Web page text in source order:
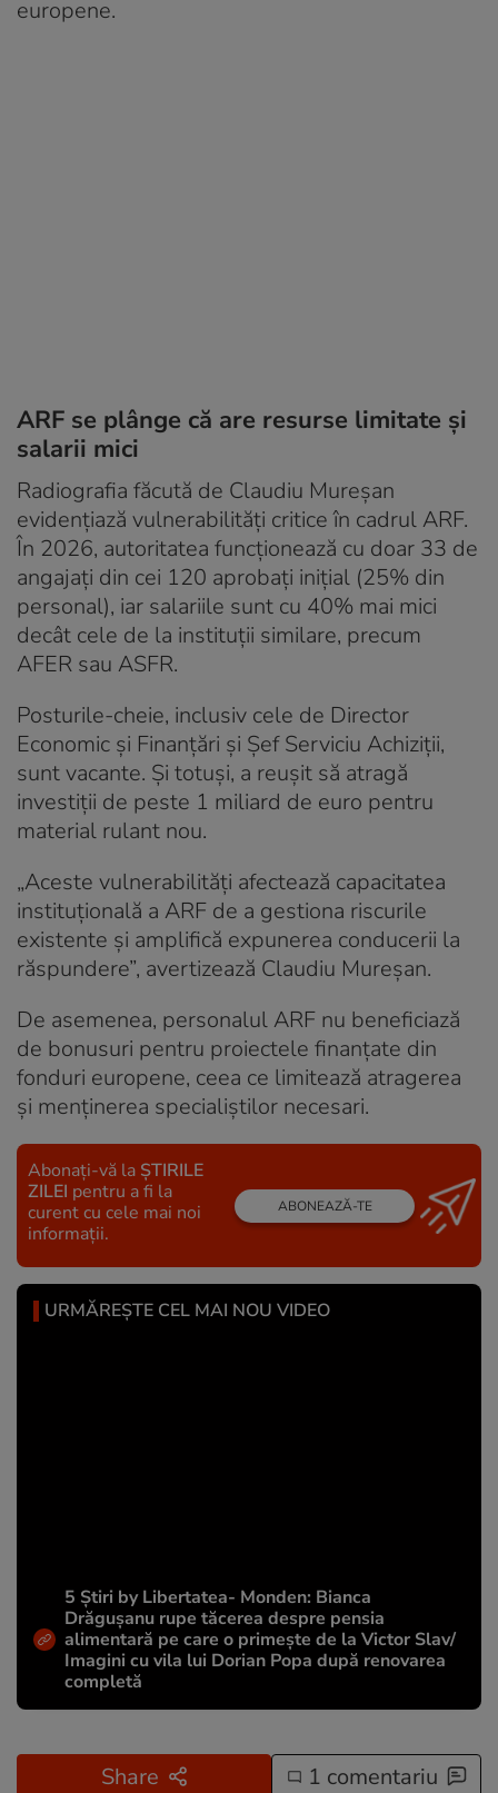
europene.
ARF se plânge că are resurse limitate şi
salarii mici
Radiografia făcută de Claudiu Mureşan
evidenţiază vulnerabilităţi critice în cadrul ARF.
În 2026, autoritatea funcţionează cu doar 33 de
angajaţi din cei 120 aprobaţi iniţial (25% din
personal), iar salariile sunt cu 40% mai mici
decât cele de la instituţii similare, precum
AFER sau ASFR.
Posturile-cheie, inclusiv cele de Director
Economic şi Finanţări şi Şef Serviciu Achiziţii,
sunt vacante. Și totuși, a reușit să atragă
investiții de peste 1 miliard de euro pentru
material rulant nou.
„Aceste vulnerabilităţi afectează capacitatea
instituţională a ARF de a gestiona riscurile
existente şi amplifică expunerea conducerii la
răspundere”, avertizează Claudiu Mureșan.
De asemenea, personalul ARF nu beneficiază
de bonusuri pentru proiectele finanţate din
fonduri europene, ceea ce limitează atragerea
şi menţinerea specialiştilor necesari.
Abonați-vă la ȘTIRILE
ZILEI pentru a fi la
curent cu cele mai noi
informații.
ABONEAZĂ-TE
URMĂREȘTE CEL MAI NOU VIDEO
5 Știri by Libertatea- Monden: Bianca
Drăgușanu rupe tăcerea despre pensia
alimentară pe care o primește de la Victor Slav/
Imagini cu vila lui Dorian Popa după renovarea
completă
Share 1 comentariu